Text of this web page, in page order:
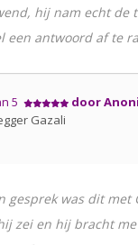
hij nam echt de
een antwoord af te
5
door
Gazali
gesprek was dit met
zei en hij bracht